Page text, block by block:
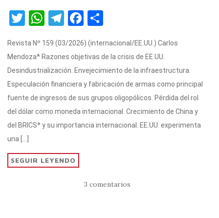
T
it
te
r
W
at
s
A
p
p
T
e
gr
a
m
F
c
e
b
o
o
k
m
p
ar
ti
r
Revista Nº 159 (03/2026) (internacional/EE.UU.) Carlos
Mendoza* Razones objetivas de la crisis de EE.UU.
Desindustrialización. Envejecimiento de la infraestructura.
Especulación financiera y fabricación de armas como principal
fuente de ingresos de sus grupos oligopólicos. Pérdida del rol
del dólar como moneda internacional. Crecimiento de China y
del BRICS* y su importancia internacional. EE.UU. experimenta
una […]
SEGUIR LEYENDO
3 comentarios